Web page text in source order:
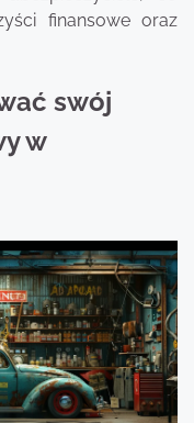
finansowe oraz
swój
w